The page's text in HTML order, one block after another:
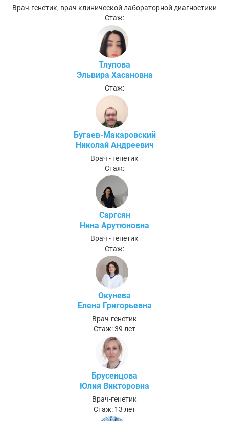
Врач-генетик, врач клинической лабораторной диагностики
Стаж:
Тлупова
Эльвира Хасановна
Стаж:
Бугаев-Макаровский
Николай Андреевич
Врач - генетик
Стаж:
Саргсян
Нина Арутюновна
Врач - генетик
Стаж:
Окунева
Елена Григорьевна
Врач-генетик
Стаж: 39 лет
Брусенцова
Юлия Викторовна
Врач-генетик
Стаж: 13 лет